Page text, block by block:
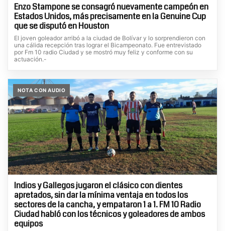
Enzo Stampone se consagró nuevamente campeón en
Estados Unidos, más precisamente en la Genuine Cup
que se disputó en Houston
El joven goleador arribó a la ciudad de Bolívar y lo sorprendieron con
una cálida recepción tras lograr el Bicampeonato. Fue entrevistado
por Fm 10 radio Ciudad y se mostró muy feliz y conforme con su
actuación.-
NOTA CON AUDIO
Indios y Gallegos jugaron el clásico con dientes
apretados, sin dar la mínima ventaja en todos los
sectores de la cancha, y empataron 1 a 1. FM 10 Radio
Ciudad habló con los técnicos y goleadores de ambos
equipos